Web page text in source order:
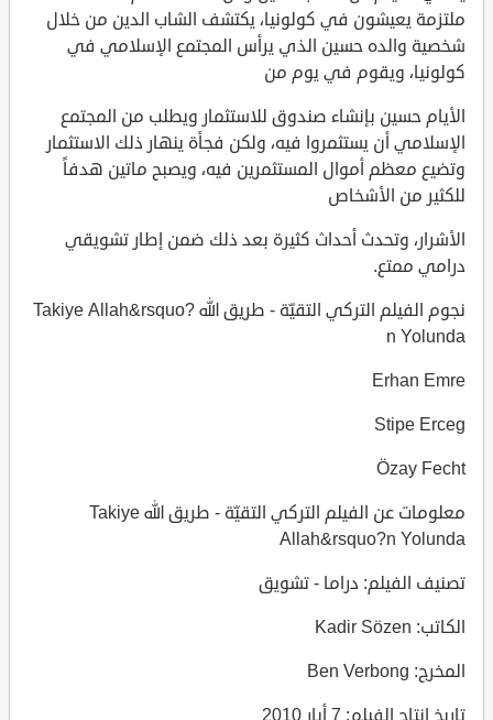
ملتزمة يعيشون في كولونيا، يكتشف الشاب الدين من خلال
شخصية والده حسين الذي يرأس المجتمع الإسلامي في
كولونيا، ويقوم في يوم من
الأيام حسين بإنشاء صندوق للاستثمار ويطلب من المجتمع
الإسلامي أن يستثمروا فيه، ولكن فجأة ينهار ذلك الاستثمار
وتضيع معظم أموال المستثمرين فيه، ويصبح ماتين هدفاً
للكثير من الأشخاص
الأشرار، وتحدث أحداث كثيرة بعد ذلك ضمن إطار تشويقي
درامي ممتع.
نجوم الفيلم التركي التقيّة - طريق الله Takiye Allah&rsquo?
n Yolunda
Erhan Emre
Stipe Erceg
Özay Fecht
معلومات عن الفيلم التركي التقيّة - طريق الله Takiye
Allah&rsquo?n Yolunda
تصنيف الفيلم: دراما - تشويق
الكاتب: Kadir Sözen
المخرج: Ben Verbong